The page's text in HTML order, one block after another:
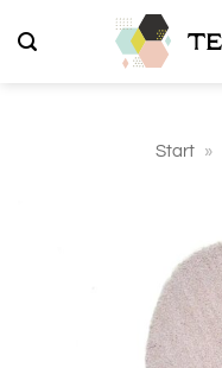
Inhalt
Start »